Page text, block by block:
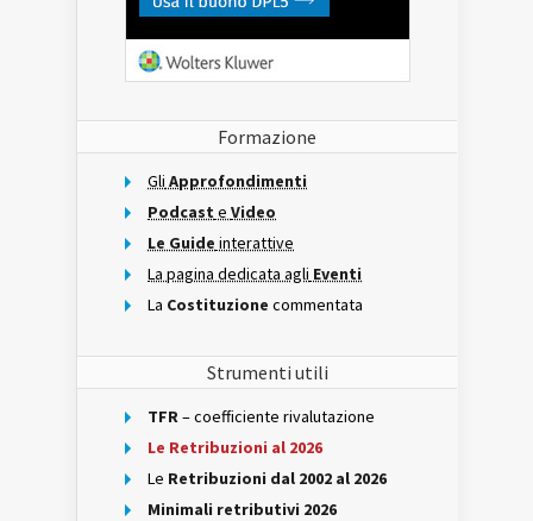
Formazione
Gli Approfondimenti
Podcast e Video
Le Guide interattive
La pagina dedicata agli Eventi
La Costituzione commentata
Strumenti utili
TFR– coefficiente rivalutazione
Le Retribuzioni al 2026
Le Retribuzioni dal 2002 al 2026
Minimali retributivi 2026